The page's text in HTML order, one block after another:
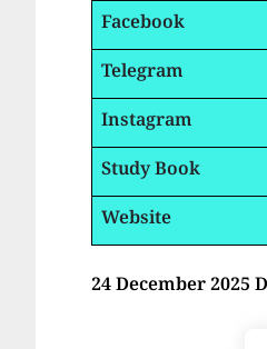
Facebook
Telegram
Instagram
Study Book
Website
24 December 2025